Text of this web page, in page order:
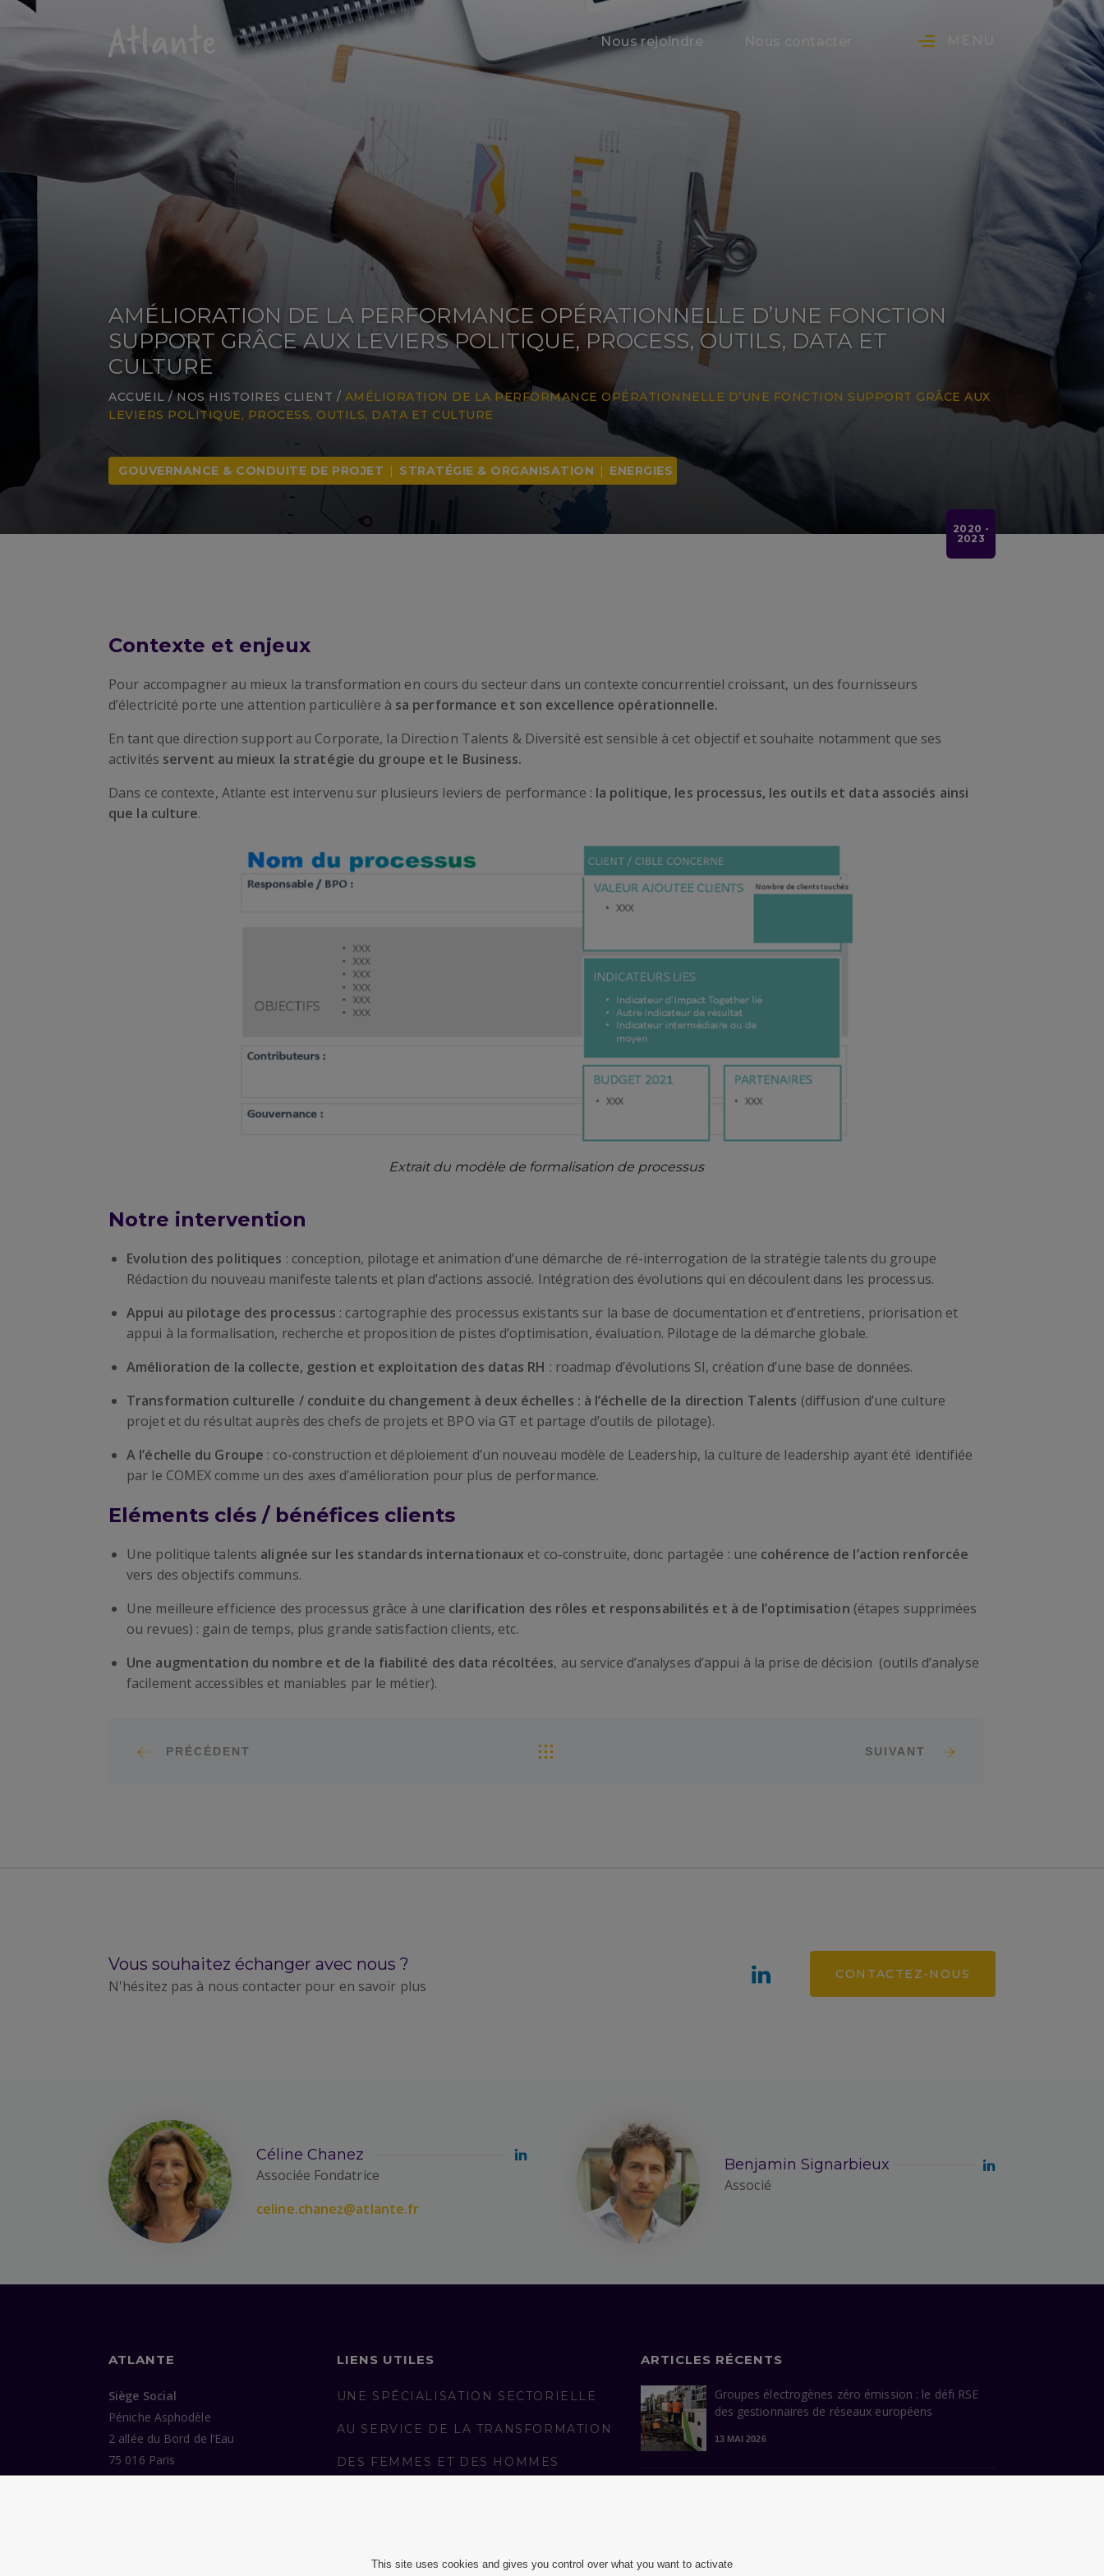
Nous rejoindre
AMÉLIORATION DE LA PERFORMANCE OPÉRATIONNELLE D’UNE FONCTION
SUPPORT GRÂCE AUX LEVIERS POLITIQUE, PROCESS, OUTILS, DATA ET
CULTURE​
ACCUEIL /NOS HISTOIRES CLIENT / AMÉLIORATION DE LA PERFORMANCE OPÉRATIONNELLE D’UNE FONCTION SUPPORT GRÂCE AUX
LEVIERS POLITIQUE, PROCESS, OUTILS, DATA ET CULTURE​
GOUVERNANCE & CONDUITE DE PROJET | STRATÉGIE & ORGANISATION | ENERGIES
2020 -
2023
Contexte et enjeux
Pour accompagner au mieux la transformation en cours du secteur dans un contexte concurrentiel croissant, un des fournisseurs
d’électricité porte une attention particulière à sa performance et son excellence opérationnelle.
En tant que direction support au Corporate, la Direction Talents & Diversité est sensible à cet objectif et souhaite notamment que ses
activités servent au mieux la stratégie du groupe et le Business.
Dans ce contexte, Atlante est intervenu sur plusieurs leviers de performance : la politique, les processus, les outils et data associés ainsi
que la culture.
Extrait du modèle de formalisation de processus
Notre intervention
Evolution des politiques : conception, pilotage et animation d’une démarche de ré-interrogation de la stratégie talents du groupe
Rédaction du nouveau manifeste talents et plan d’actions associé. Intégration des évolutions qui en découlent dans les processus.
Appui au pilotage des processus : cartographie des processus existants sur la base de documentation et d’entretiens, priorisation et
appui à la formalisation, recherche et proposition de pistes d’optimisation, évaluation. Pilotage de la démarche globale.
Amélioration de la collecte, gestion et exploitation des datas RH : roadmap d’évolutions SI, création d’une base de données.
Transformation culturelle / conduite du changement à deux échelles : à l’échelle de la direction Talents (diffusion d’une culture
projet et du résultat auprès des chefs de projets et BPO via GT et partage d’outils de pilotage).
A l’échelle du Groupe : co-construction et déploiement d’un nouveau modèle de Leadership, la culture de leadership ayant été identifiée
par le COMEX comme un des axes d’amélioration pour plus de performance.
Eléments clés / bénéfices clients
Une politique talents alignée sur les standards internationaux et co-construite, donc partagée : une cohérence de l’action renforcée
vers des objectifs communs.
Une meilleure efficience des processus grâce à une clarification des rôles et responsabilités et à de l’optimisation (étapes supprimées
ou revues) : gain de temps, plus grande satisfaction clients, etc.
Une augmentation du nombre et de la fiabilité des data récoltées, au service d’analyses d’appui à la prise de décision (outils d’analyse
facilement accessibles et maniables par le métier).
PRÉCÉDENT SUIVANT
Vous souhaitez échanger avec nous ?
N'hésitez pas à nous contacter pour en savoir plus
CONTACTEZ-NOUS
Céline Chanez
Associée Fondatrice
celine.chanez@atlante.fr
Benjamin Signarbieux
Associé
ATLANTE
Siège Social
Péniche Asphodèle
2 allée du Bord de l’Eau
75 016 Paris
LIENS UTILES
UNE SPÉCIALISATION SECTORIELLE
AU SERVICE DE LA TRANSFORMATION
DES FEMMES ET DES HOMMES
ARTICLES RÉCENTS
Groupes électrogènes zéro émission : le défi RSE
des gestionnaires de réseaux européens
13 MAI 2026
This site uses cookies and gives you control over what you want to activate